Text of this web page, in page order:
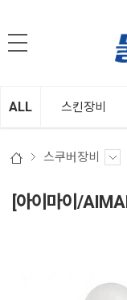
ALL 스킨장비
스쿠버장비
[아이마이/